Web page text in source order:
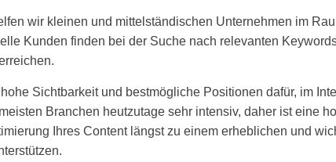
wir kleinen und mittelständischen Unternehmen im
Kunden finden bei der Suche nach relevanten
Sichtbarkeit und bestmögliche Positionen dafür, im
Branchen heutzutage sehr intensiv, daher ist eine
Ihres Content längst zu einem erheblichen und